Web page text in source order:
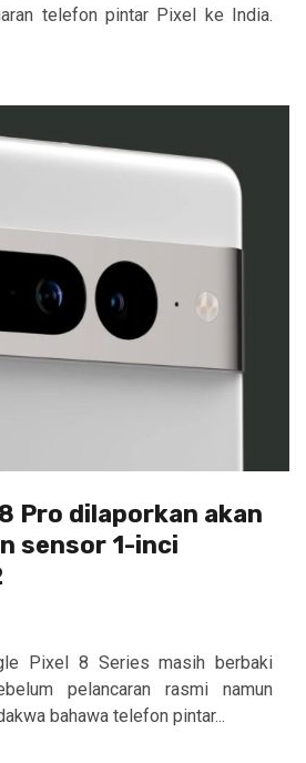
telefon pintar Pixel ke India.
Pro dilaporkan akan
sensor 1-inci
Pixel 8 Series masih berbaki
pelancaran rasmi namun
bahawa telefon pintar...